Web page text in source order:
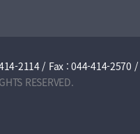
2114 / Fax : 044-414-2570
RESERVED.